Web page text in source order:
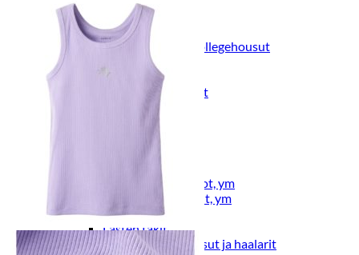
Lasten housut
Lasten housut
Lasten trikoo-ja collegehousut
Lasten farkut
Lasten shortsit
Lasten juhlahousut
Yöasut ja kylpytakit
Lasten pyjamat
Kylpytakit
Vyöt, käsineet,pipot, ym
Sukat, sukkahousut, ym
Lasten ulkoilu
Lasten takit
Ulkoilupuvut, housut ja haalarit